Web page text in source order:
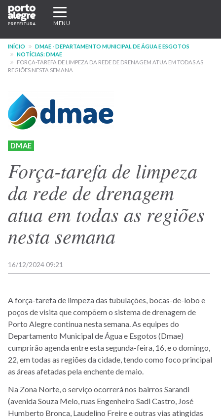
Pular
para
conteúdo
principal
Expandir/recolher
navegação
MENU
INÍCIO
DMAE - DEPARTAMENTO MUNICIPAL DE ÁGUA E ESGOTOS
NOTÍCIAS: DMAE
FORÇA-TAREFA DE LIMPEZA DA REDE DE DRENAGEM ATUA EM TODAS AS
REGIÕES NESTA SEMANA
DMAE
Força-tarefa de limpeza
da rede de drenagem
atua em todas as regiões
nesta semana
16/12/2024 09:21
A força-tarefa de limpeza das tubulações, bocas-de-lobo e
poços de visita que compõem o sistema de drenagem de
Porto Alegre continua nesta semana. As equipes do
Departamento Municipal de Água e Esgotos (Dmae)
cumprirão agenda entre esta segunda-feira, 16, e o domingo,
22, em todas as regiões da cidade, tendo como foco principal
as áreas afetadas pela enchente de maio.
Na Zona Norte, o serviço ocorrerá nos bairros Sarandi
(avenida Souza Melo, ruas Engenheiro Sadi Castro, José
Humberto Bronca, Laudelino Freire e outras vias atingidas